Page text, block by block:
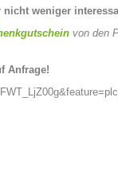
weniger
von den
Anfrage!